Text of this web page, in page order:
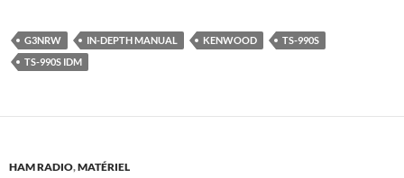
G3NRW IN-DEPTH MANUAL KENWOOD
TS-990S
TS-990S IDM
HAM RADIO,MATÉRIEL